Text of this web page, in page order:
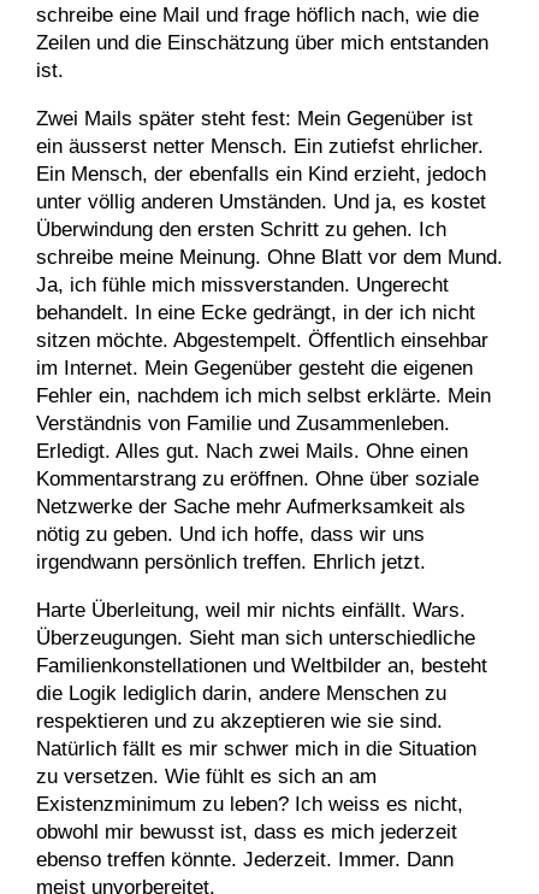
schreibe eine Mail und frage höflich nach, wie die
Zeilen und die Einschätzung über mich entstanden
ist.
Zwei Mails später steht fest: Mein Gegenüber ist
ein äusserst netter Mensch. Ein zutiefst ehrlicher.
Ein Mensch, der ebenfalls ein Kind erzieht, jedoch
unter völlig anderen Umständen. Und ja, es kostet
Überwindung den ersten Schritt zu gehen. Ich
schreibe meine Meinung. Ohne Blatt vor dem Mund.
Ja, ich fühle mich missverstanden. Ungerecht
behandelt. In eine Ecke gedrängt, in der ich nicht
sitzen möchte. Abgestempelt. Öffentlich einsehbar
im Internet. Mein Gegenüber gesteht die eigenen
Fehler ein, nachdem ich mich selbst erklärte. Mein
Verständnis von Familie und Zusammenleben.
Erledigt. Alles gut. Nach zwei Mails. Ohne einen
Kommentarstrang zu eröffnen. Ohne über soziale
Netzwerke der Sache mehr Aufmerksamkeit als
nötig zu geben. Und ich hoffe, dass wir uns
irgendwann persönlich treffen. Ehrlich jetzt.
Harte Überleitung, weil mir nichts einfällt. Wars.
Überzeugungen. Sieht man sich unterschiedliche
Familienkonstellationen und Weltbilder an, besteht
die Logik lediglich darin, andere Menschen zu
respektieren und zu akzeptieren wie sie sind.
Natürlich fällt es mir schwer mich in die Situation
zu versetzen. Wie fühlt es sich an am
Existenzminimum zu leben? Ich weiss es nicht,
obwohl mir bewusst ist, dass es mich jederzeit
ebenso treffen könnte. Jederzeit. Immer. Dann
meist unvorbereitet.